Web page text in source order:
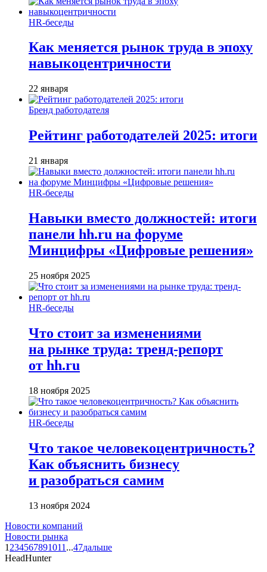
HR-беседы
Как меняется рынок труда в эпоху
навыкоцентричности
22 января
Бренд работодателя
Рейтинг работодателей 2025: итоги
21 января
HR-беседы
Навыки вместо должностей: итоги
панели hh.ru на форуме
Минцифры «Цифровые решения»
25 ноября 2025
HR-беседы
Что стоит за изменениями
на рынке труда: тренд-репорт
от hh.ru
18 ноября 2025
HR-беседы
Что такое человеко­центричность?
Как объяснить бизнесу
и разобраться самим
13 ноября 2024
Новости компаний
Новости рынка
1 234567891011 ...47дальше
HeadHunter